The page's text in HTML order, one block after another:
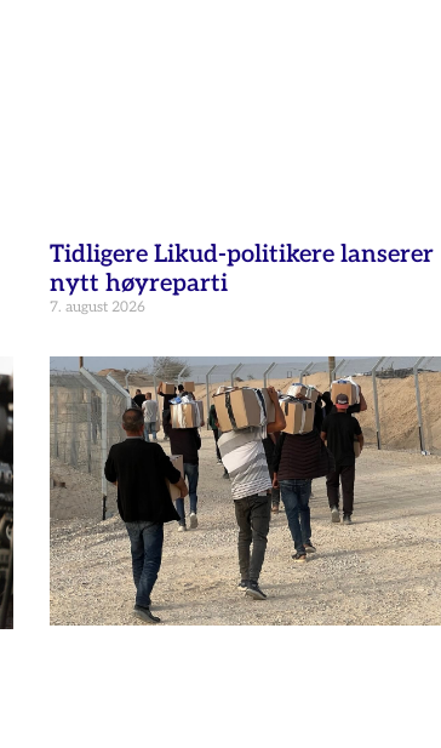
Tidligere Likud-politikere lanserer
nytt høyreparti
7. august 2026